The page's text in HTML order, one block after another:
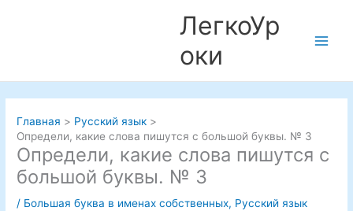
ЛегкоУр
оки
Главная
Русский язык
Определи, какие слова пишутся с большой буквы. № 3
Определи, какие слова пишутся с
большой буквы. № 3
/ Большая буква в именах собственных, Русский язык